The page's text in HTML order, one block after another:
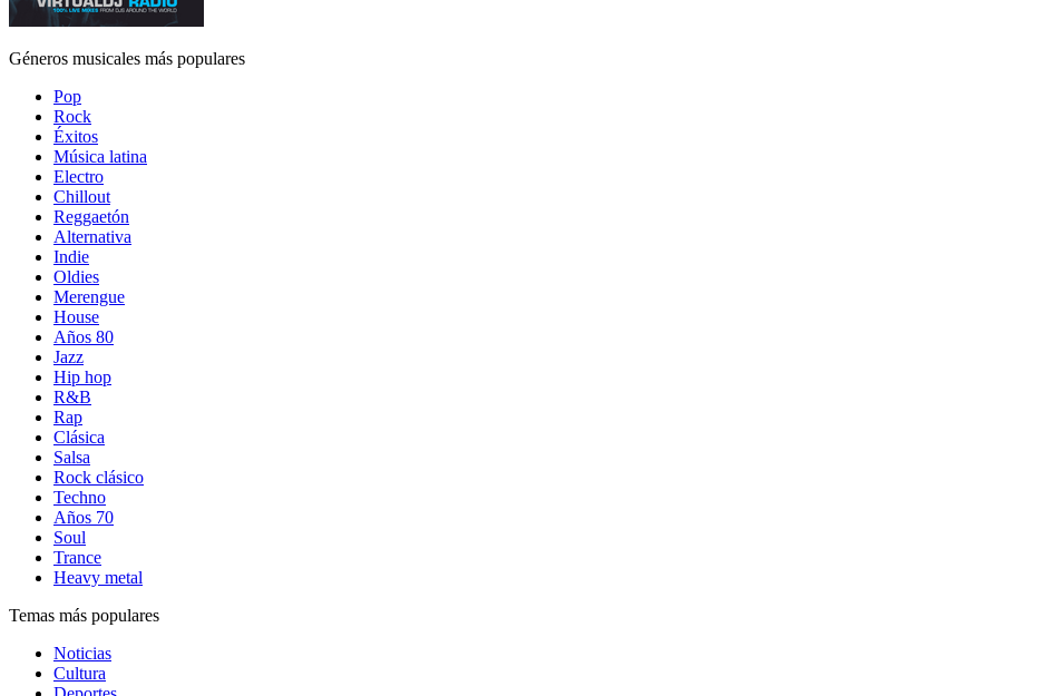
Géneros musicales más populares
Pop
Rock
Éxitos
Música latina
Electro
Chillout
Reggaetón
Alternativa
Indie
Oldies
Merengue
House
Años 80
Jazz
Hip hop
R&B
Rap
Clásica
Salsa
Rock clásico
Techno
Años 70
Soul
Trance
Heavy metal
Temas más populares
Noticias
Cultura